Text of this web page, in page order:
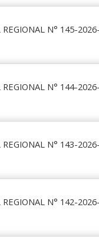
REGIONAL N° 145-
REGIONAL N° 144-
REGIONAL N° 143-
REGIONAL N° 142-